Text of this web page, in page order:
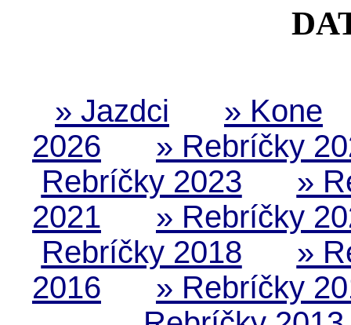
» Jazdci
» Kone
2026
» Rebríčky
Rebríčky 2023
»
2021
» Rebríčky
Rebríčky 2018
»
2016
» Rebríčky